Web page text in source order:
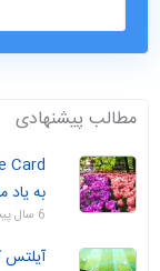
مطالب پیشنهادی
به یاد
6 سال پیش